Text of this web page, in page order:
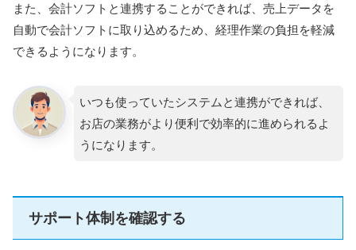
また、会計ソフトと連携することができれば、売上データを
自動で会計ソフトに取り込めるため、経理作業の負担を軽減
できるようになります。
いつも使っていたシステムと連携ができれば、
お店の業務がより便利で効率的に進められるよ
うになります。
サポート体制を確認する